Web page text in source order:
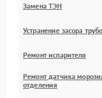
Замена ТЭН
Устранение засора
Ремонт испарителя
Ремонт датчика
отделения